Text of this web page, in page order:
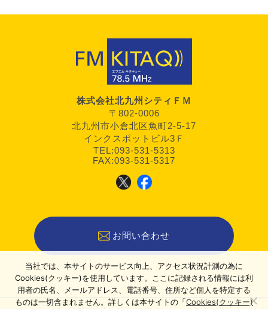
株式会社北九州シティＦＭ
〒802-0006
北九州市小倉北区魚町2-5-17
インクスポットビル3Ｆ
TEL:093-531-5313
FAX:093-531-5317
お問い合わせ
当社では、本サイトのサービス向上、アクセス状況計測の為に
Cookies(クッキー)を使用しています。ここに記録される情報には利
用者の氏名、メールアドレス、電話番号、住所など個人を特定する
ものは一切含まれません。詳しくは本サイトの「Cookies(クッキー)